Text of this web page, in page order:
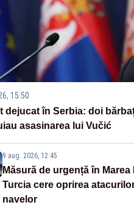
15:50
dejucat în Serbia: doi
asasinarea lui Vučić
9 aug. 2026, 12:45
Măsură de urgență în Marea
Turcia cere oprirea
navelor